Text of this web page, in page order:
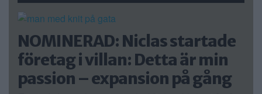
NOMINERAD: Niclas startade
företag i villan: Detta är min
passion – expansion på gång